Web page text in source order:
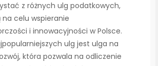
z różnych ulg podatkowych,
celu wspieranie
i innowacyjności w Polsce.
ulg jest ulga na
która pozwala na odliczenie